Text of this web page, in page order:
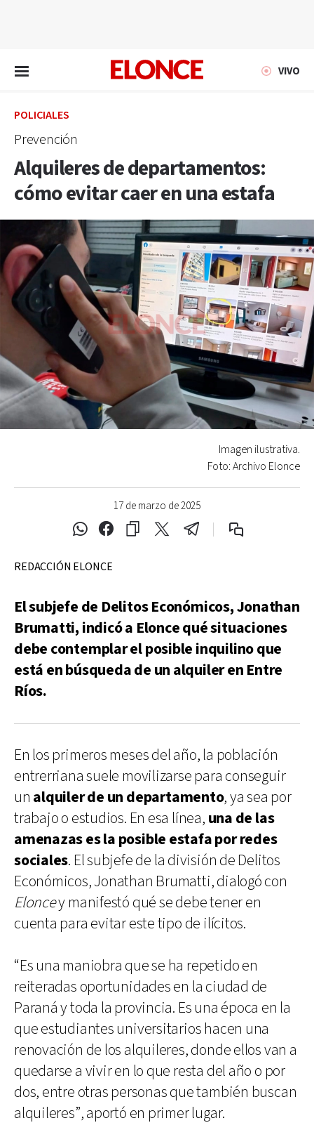
VIVO
POLICIALES
Prevención
Alquileres de departamentos:
cómo evitar caer en una estafa
17 de marzo de 2025
Imagen ilustrativa.
Foto: Archivo Elonce
REDACCIÓN ELONCE
El subjefe de Delitos Económicos, Jonathan
Brumatti, indicó a Elonce qué situaciones
debe contemplar el posible inquilino que
está en búsqueda de un alquiler en Entre
Ríos.
En los primeros meses del año, la población
entrerriana suele movilizarse para conseguir
un alquiler de un departamento, ya sea por
trabajo o estudios. En esa línea, una de las
amenazas es la posible estafa por redes
sociales. El subjefe de la división de Delitos
Económicos, Jonathan Brumatti, dialogó con
Eloncey manifestó qué se debe tener en
cuenta para evitar este tipo de ilícitos.
“Es una maniobra que se ha repetido en
reiteradas oportunidades en la ciudad de
Paraná y toda la provincia. Es una época en la
que estudiantes universitarios hacen una
renovación de los alquileres, donde ellos van a
quedarse a vivir en lo que resta del año o por
dos, entre otras personas que también buscan
alquileres”, aportó en primer lugar.